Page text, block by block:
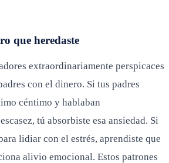
que heredaste
extraordinariamente perspicaces
con el dinero. Si tus padres
céntimo y hablaban
tú absorbiste esa ansiedad. Si
lidiar con el estrés, aprendiste que
alivio emocional. Estos patrones